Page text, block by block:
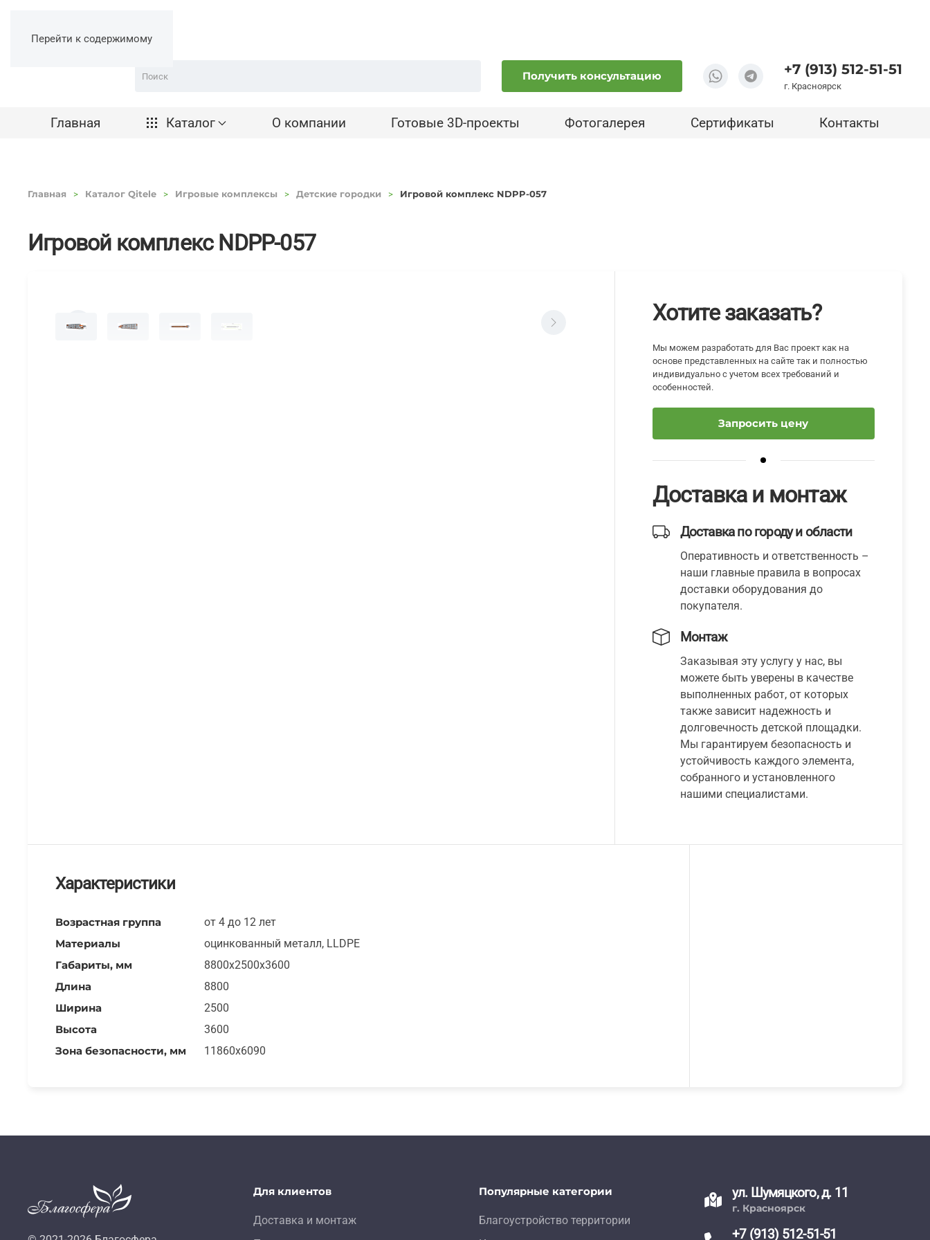
Перейти к содержимому
Получить консультацию +7 (913) 512-51-51
г. Красноярск
Главная Каталог О компании Готовые 3D-проекты Фотогалерея Сертификаты Контакты
Главная Каталог Qitele Игровые комплексы Детские городки Игровой комплекс NDPP-057
Игровой комплекс NDPP-057
Хотите заказать?
Мы можем разработать для Вас проект как на
основе представленных на сайте так и полностью
индивидуально с учетом всех требований и
особенностей.
Запросить цену
Доставка и монтаж
Доставка по городу и области
Оперативность и ответственность –
наши главные правила в вопросах
доставки оборудования до
покупателя.
Монтаж
Заказывая эту услугу у нас, вы
можете быть уверены в качестве
выполненных работ, от которых
также зависит надежность и
долговечность детской площадки.
Мы гарантируем безопасность и
устойчивость каждого элемента,
собранного и установленного
нашими специалистами.
Характеристики
Возрастная группа
от 4 до 12 лет
Материалы
оцинкованный металл, LLDPE
Габариты, мм
8800х2500х3600
Длина
8800
Ширина
2500
Высота
3600
Зона безопасности, мм
11860х6090
Для клиентов
Доставка и монтаж
Популярные категории
Благоустройство территории
ул. Шумяцкого, д. 11
г. Красноярск
+7 (913) 512-51-51